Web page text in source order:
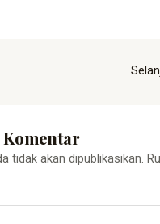
tidak akan dipublikasikan.